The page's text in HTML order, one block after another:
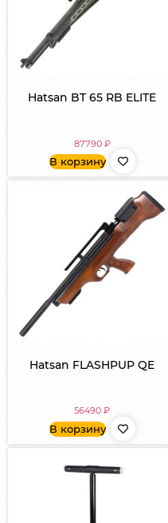
Hatsan BT 65 RB ELITE
87790 ₽
В корзину
Hatsan FLASHPUP QE
56490₽
В корзину